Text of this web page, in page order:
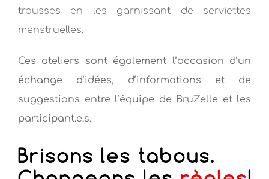
trousses en les garnissant de serviettes
menstruelles.
Ces ateliers sont également l’occasion d’un
échange d’idées, d’informations et de
suggestions entre l’équipe de BruZelle et les
participant.e.s.